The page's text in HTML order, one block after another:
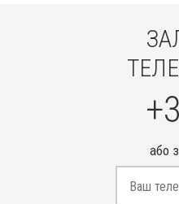
або